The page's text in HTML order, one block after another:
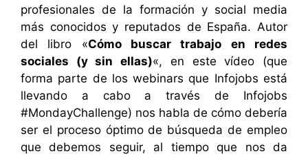
profesionales de la formación y social media
más conocidos y reputados de España. Autor
del libro «Cómo buscar trabajo en redes
sociales (y sin ellas)«, en este vídeo (que
forma parte de los webinars que Infojobs está
llevando a cabo a través de Infojobs
#MondayChallenge) nos habla de cómo debería
ser el proceso óptimo de búsqueda de empleo
que debemos seguir, al tiempo que nos da